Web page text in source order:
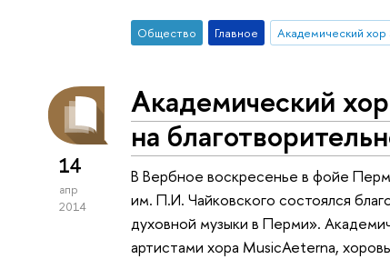
Общество Главное Академический хор
14
апр
2014
Академический
на
В Вербное воскресенье в фойе
им. П.И. Чайковского состоялся
духовной музыки в Перми».
артистами хора MusicAeterna,